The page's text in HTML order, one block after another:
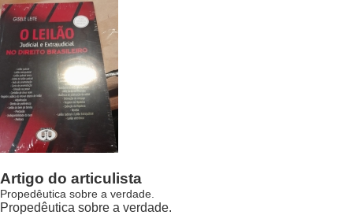
Artigo do articulista
Propedêutica sobre a verdade.
Propedêutica sobre a verdade.